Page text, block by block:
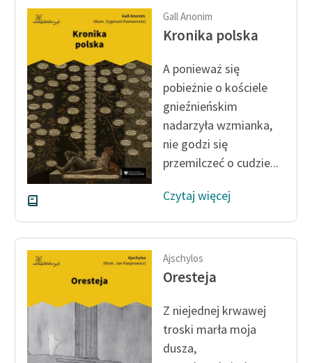
skandynawskiej literatury
feministycznej
Ręce pełne poezji
Kolekcje edukacyjne
twórców przechodzących
do domeny publicznej,
lektur szkolnych oraz
Starego Testamentu
Odkurzamy bohaterów
Szkoła Poezji Wolnych
Lektur
O nas
O projekcie
Zespół
Gall Anonim
Kronika polska
A ponieważ się
pobieżnie o kościele
gnieźnieńskim
nadarzyła wzmianka,
nie godzi się
przemilczeć o cudzie...
Czytaj więcej
Ajschylos
Oresteja
Z niejednej krwawej
troski marła moja
dusza,